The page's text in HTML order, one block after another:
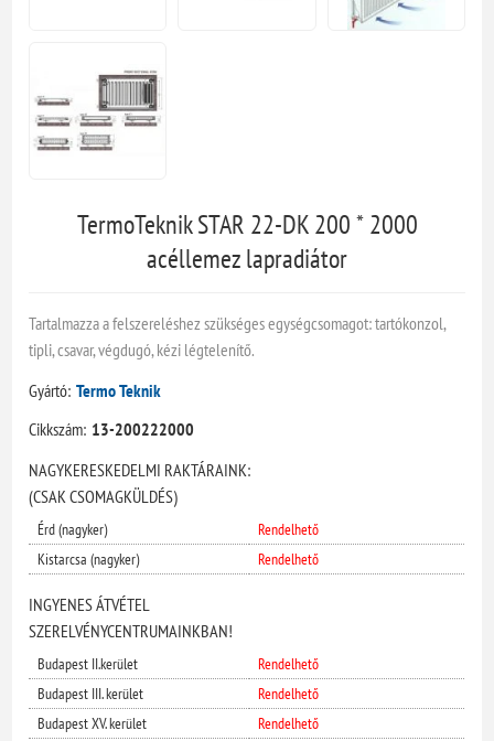
TermoTeknik STAR 22-DK 200 * 2000
acéllemez lapradiátor
Tartalmazza a felszereléshez szükséges egységcsomagot: tartókonzol,
tipli, csavar, végdugó, kézi légtelenítő.
Gyártó: Termo Teknik
Cikkszám: 13-200222000
NAGYKERESKEDELMI RAKTÁRAINK:
(CSAK CSOMAGKÜLDÉS)
Érd (nagyker)
Rendelhető
Kistarcsa (nagyker)
Rendelhető
INGYENES ÁTVÉTEL
SZERELVÉNYCENTRUMAINKBAN!
Budapest II.kerület
Rendelhető
Budapest III. kerület
Rendelhető
Budapest XV. kerület
Rendelhető